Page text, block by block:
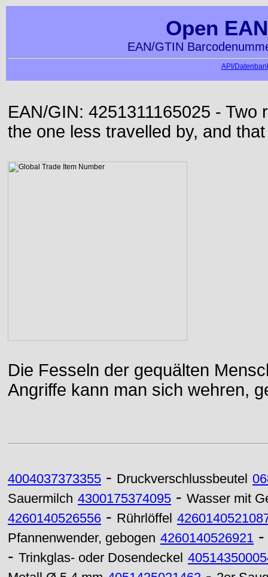
Open
EAN/GTIN
API/
EAN/GIN: 4251311165025 -
the one less travelled by, and
Die Fesseln der gequälten
Angriffe kann man sich wehren,
4004037373355 - Druckverschlussbeutel
Sauermilch 4300175374095 - Wasser mit
4260140526556 - Rührlöffel
Pfannenwender, gebogen 4260140526921
- Trinkglas- oder Dosendeckel